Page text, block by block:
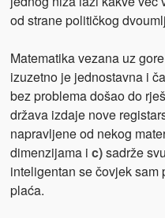
od strane političkog
Matematika vezana uz
izuzetno je jednostavna i
bez problema došao do
država izdaje nove
napravljene od nekog
dimenzijama i c)sadrže
inteligentan se čovjek sam
plaća.